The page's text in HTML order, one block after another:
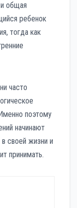
общая
ребенок
тогда как
часто
поэтому
начинают
своей жизни и
принимать.